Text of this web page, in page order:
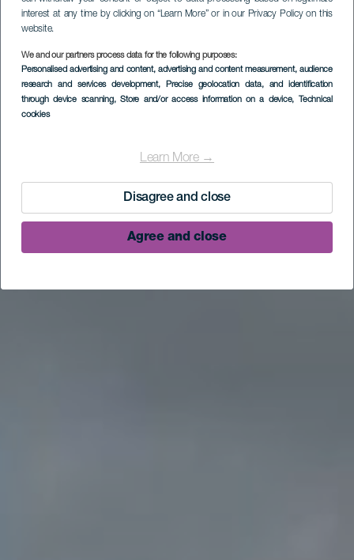
interest at any time by clicking on “Learn More” or in our Privacy Policy on this
website.
We and our partners process data for the following purposes:
Personalised advertising and content, advertising and content measurement, audience
research and services development, Precise geolocation data, and identification
through device scanning, Store and/or access information on a device, Technical
cookies
Learn More →
Disagree and close
Agree and close